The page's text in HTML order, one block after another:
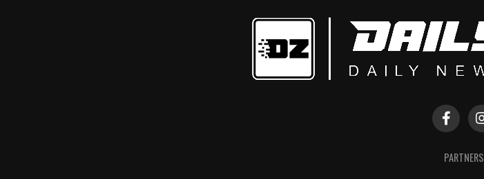
PARTNERS